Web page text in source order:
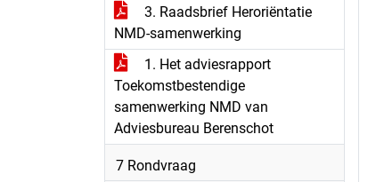
3. Raadsbrief Heroriëntatie
NMD-samenwerking
1. Het adviesrapport
Toekomstbestendige
samenwerking NMD van
Adviesbureau Berenschot
7 Rondvraag